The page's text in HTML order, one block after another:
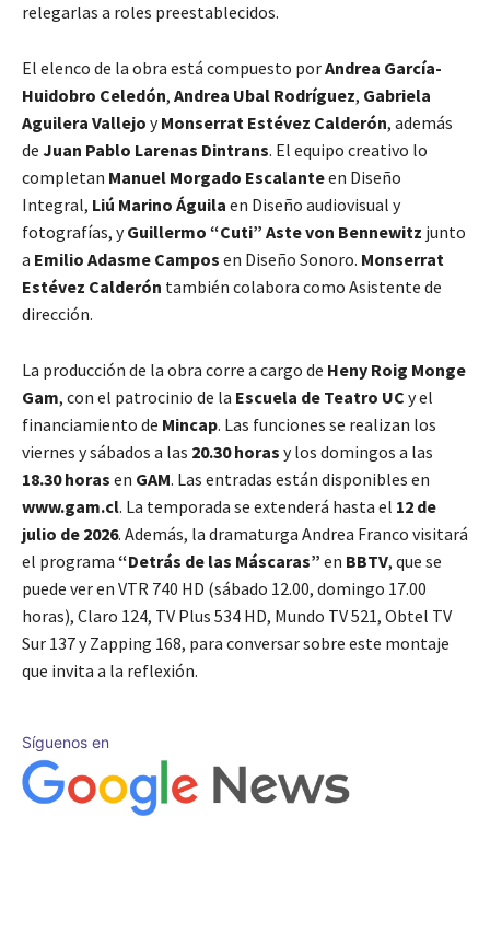
relegarlas a roles preestablecidos.
El elenco de la obra está compuesto porAndrea García-
Huidobro Celedón, Andrea Ubal Rodríguez, Gabriela
Aguilera Vallejo yMonserrat Estévez Calderón, además
de Juan Pablo Larenas Dintrans. El equipo creativo lo
completan Manuel Morgado Escalanteen Diseño
Integral, Liú Marino Águila en Diseño audiovisual y
fotografías, yGuillermo “Cuti” Aste von Bennewitz junto
a Emilio Adasme Campos en Diseño Sonoro. Monserrat
Estévez Calderón también colabora como Asistente de
dirección.
La producción de la obra corre a cargo de Heny Roig Monge
Gam, con el patrocinio de la Escuela de Teatro UC y el
financiamiento de Mincap. Las funciones se realizan los
viernes y sábados a las 20.30 horas y los domingos a las
18.30 horas en GAM. Las entradas están disponibles en
www.gam.cl. La temporada se extenderá hasta el 12 de
julio de 2026. Además, la dramaturga Andrea Franco visitará
el programa “Detrás de las Máscaras” en BBTV, que se
puede ver en VTR 740 HD (sábado 12.00, domingo 17.00
horas), Claro 124, TV Plus 534 HD, Mundo TV 521, Obtel TV
Sur 137 y Zapping 168, para conversar sobre este montaje
que invita a la reflexión.
Síguenos en